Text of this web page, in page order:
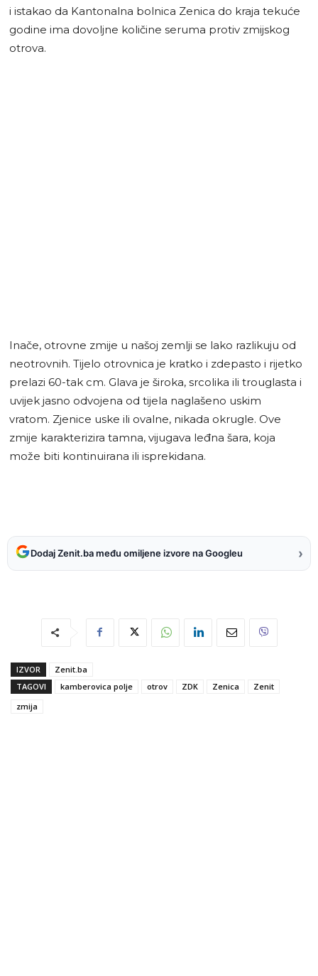
i istakao da Kantonalna bolnica Zenica do kraja tekuće
godine ima dovoljne količine seruma protiv zmijskog
otrova.
Inače, otrovne zmije u našoj zemlji se lako razlikuju od
neotrovnih. Tijelo otrovnica je kratko i zdepasto i rijetko
prelazi 60-tak cm. Glava je široka, srcolika ili trouglasta i
uvijek jasno odvojena od tijela naglašeno uskim
vratom. Zjenice uske ili ovalne, nikada okrugle. Ove
zmije karakterizira tamna, vijugava leđna šara, koja
može biti kontinuirana ili isprekidana.
Dodaj Zenit.ba među omiljene izvore na Googleu ›
IZVOR
Zenit.ba
TAGOVI
kamberovica polje otrov ZDK Zenica
Zenit
zmija